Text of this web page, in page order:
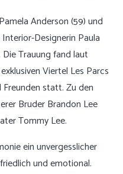
Anderson (59) und
Designerin Paula
Trauung fand laut
Viertel Les Parcs
statt. Zu den
Bruder Brandon Lee
Tommy Lee.
ein unvergesslicher
und emotional.